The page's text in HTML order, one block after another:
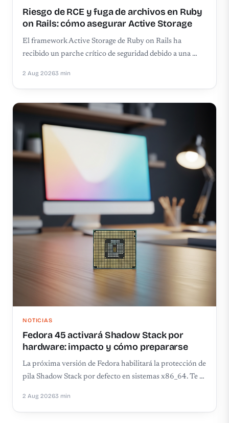
Riesgo de RCE y fuga de archivos en Ruby
on Rails: cómo asegurar Active Storage
El framework Active Storage de Ruby on Rails ha
recibido un parche crítico de seguridad debido a una …
2 Aug 20263 min
NOTICIAS
Fedora 45 activará Shadow Stack por
hardware: impacto y cómo prepararse
La próxima versión de Fedora habilitará la protección de
pila Shadow Stack por defecto en sistemas x86_64. Te …
2 Aug 20263 min